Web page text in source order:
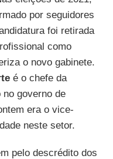
por seguidores
foi retirada
como
o novo gabinete.
é o chefe da
governo de
era o vice-
neste setor.
pelo descrédito dos